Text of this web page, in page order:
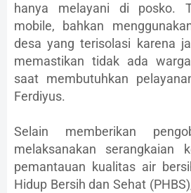
hanya melayani di posko.
mobile, bahkan
desa yang terisolasi karena
memastikan tidak ada
saat membutuhkan
Ferdiyus.
Selain memberikan
melaksanakan serangkaian
pemantauan kualitas air
Hidup Bersih dan Sehat